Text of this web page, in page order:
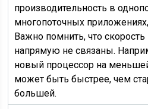
производительность в
многопоточных приложениях,
Важно помнить, что скорость
напрямую не связаны.
новый процессор на
может быть быстрее, чем
большей.